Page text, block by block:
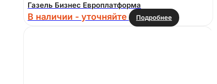
Газель Бизнес Европлатформа
В наличии - уточняйте Подробнее